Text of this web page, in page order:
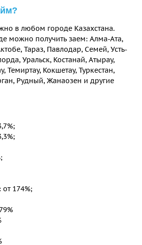
в любом городе Казахстана.
можно получить заем: Алма-Ата,
Тараз, Павлодар, Семей, Усть-
Уральск, Костанай, Атырау,
Темиртау, Кокшетау, Туркестан,
Рудный, Жанаозен и другие
от 174%;